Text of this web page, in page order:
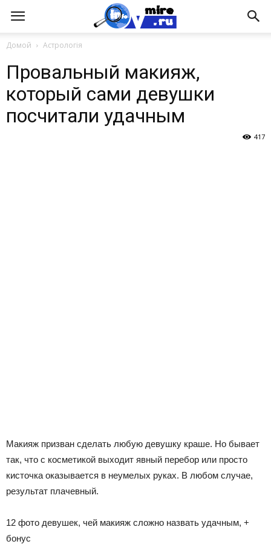
Домой Астрологія
Провальный макияж,
который сами девушки
посчитали удачным
417
Макияж призван сделать любую девушку краше. Но бывает
так, что с косметикой выходит явный перебор или просто
кисточка оказывается в неумелых руках. В любом случае,
результат плачевный.
12 фото девушек, чей макияж сложно назвать удачным, +
бонус